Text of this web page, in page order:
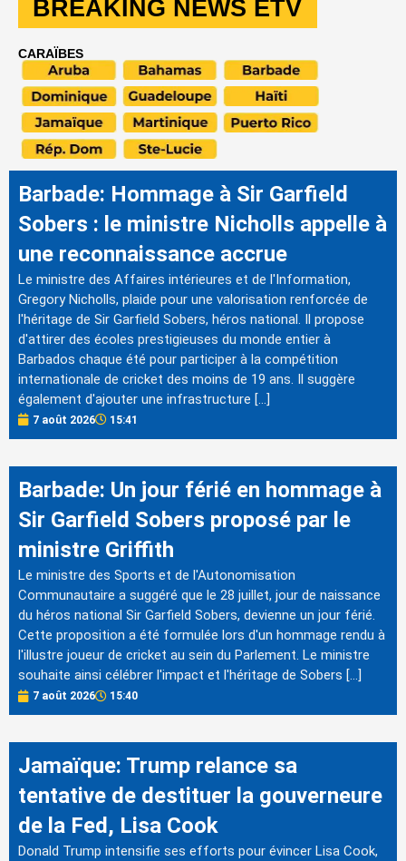
BREAKING NEWS ETV
CARAÏBES
Barbade: Hommage à Sir Garfield
Sobers : le ministre Nicholls appelle à
une reconnaissance accrue
Le ministre des Affaires intérieures et de l'Information,
Gregory Nicholls, plaide pour une valorisation renforcée de
l'héritage de Sir Garfield Sobers, héros national. Il propose
d'attirer des écoles prestigieuses du monde entier à
Barbados chaque été pour participer à la compétition
internationale de cricket des moins de 19 ans. Il suggère
également d'ajouter une infrastructure […]
7 août 2026 15:41
Barbade: Un jour férié en hommage à
Sir Garfield Sobers proposé par le
ministre Griffith
Le ministre des Sports et de l'Autonomisation
Communautaire a suggéré que le 28 juillet, jour de naissance
du héros national Sir Garfield Sobers, devienne un jour férié.
Cette proposition a été formulée lors d'un hommage rendu à
l'illustre joueur de cricket au sein du Parlement. Le ministre
souhaite ainsi célébrer l'impact et l'héritage de Sobers […]
7 août 2026 15:40
Jamaïque: Trump relance sa
tentative de destituer la gouverneure
de la Fed, Lisa Cook
Donald Trump intensifie ses efforts pour évincer Lisa Cook,